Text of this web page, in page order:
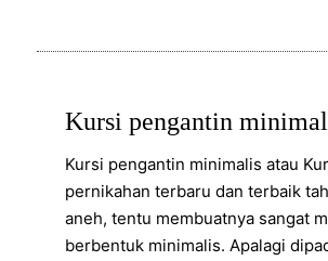
Kursi pengantin
Kursi pengantin minimalis atau
pernikahan terbaru dan terbaik
aneh, tentu membuatnya sangat
berbentuk minimalis. Apalagi